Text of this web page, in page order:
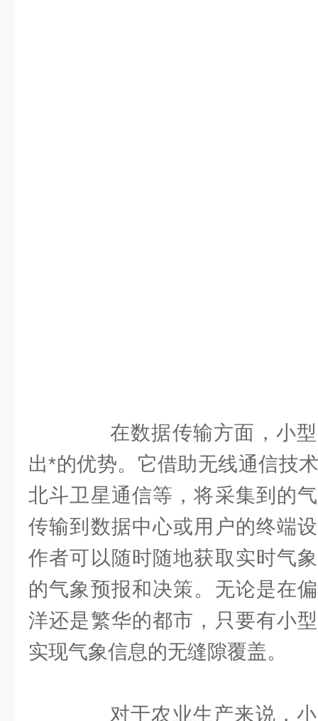
在数据传输方面，小型
出*的优势。它借助无线通信技
北斗卫星通信等，将采集到的
传输到数据中心或用户的终端
作者可以随时随地获取实时气
的气象预报和决策。无论是在
洋还是繁华的都市，只要有小
实现气象信息的无缝隙覆盖。
对于农业生产来说，小